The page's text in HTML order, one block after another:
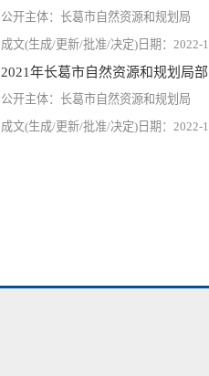
长葛市自然资源和规划局
2022-
2021年长葛市自然资源和规划局
长葛市自然资源和规划局
2022-